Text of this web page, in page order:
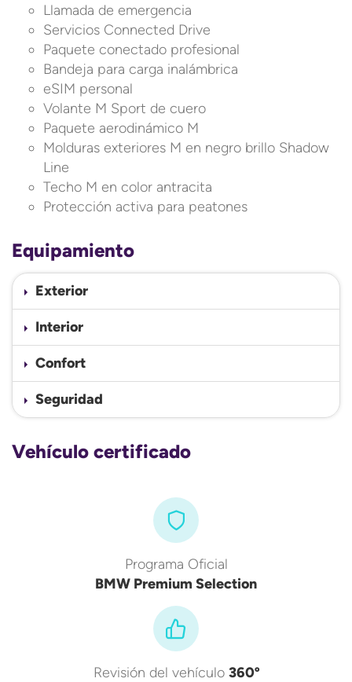
Llamada de emergencia
Servicios Connected Drive
Paquete conectado profesional
Bandeja para carga inalámbrica
eSIM personal
Volante M Sport de cuero
Paquete aerodinámico M
Molduras exteriores M en negro brillo Shadow
Line
Techo M en color antracita
Protección activa para peatones
Equipamiento
Exterior
Interior
Confort
Seguridad
Vehículo certificado
Programa Oficial
BMW Premium Selection
Revisión del vehículo 360º